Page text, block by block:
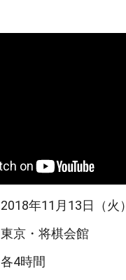
2018年11月13日（火）
東京・将棋会館
各4時間